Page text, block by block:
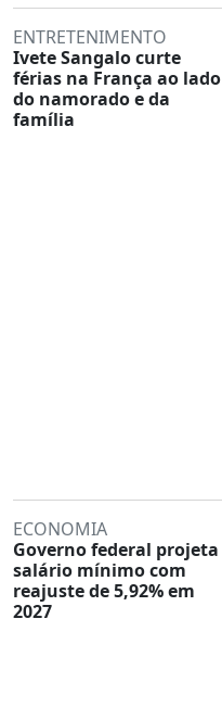
ENTRETENIMENTO
Ivete Sangalo curte
férias na França ao lado
do namorado e da
família
ECONOMIA
Governo federal projeta
salário mínimo com
reajuste de 5,92% em
2027